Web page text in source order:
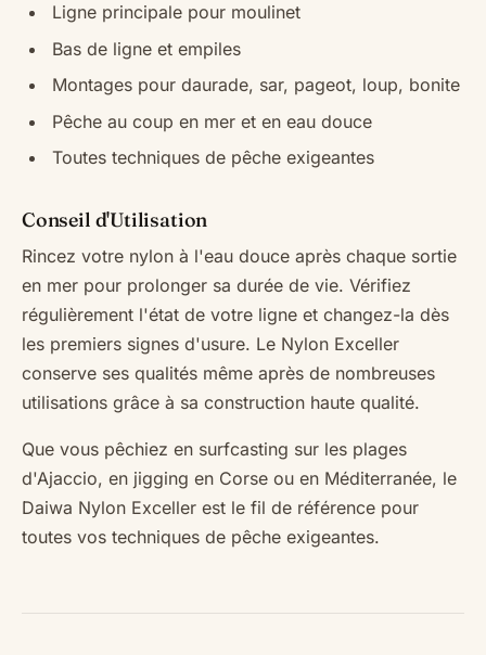
Ligne principale pour moulinet
Bas de ligne et empiles
Montages pour daurade, sar, pageot, loup, bonite
Pêche au coup en mer et en eau douce
Toutes techniques de pêche exigeantes
Conseil d'Utilisation
Rincez votre nylon à l'eau douce après chaque sortie
en mer pour prolonger sa durée de vie. Vérifiez
régulièrement l'état de votre ligne et changez-la dès
les premiers signes d'usure. Le Nylon Exceller
conserve ses qualités même après de nombreuses
utilisations grâce à sa construction haute qualité.
Que vous pêchiez en surfcasting sur les plages
d'Ajaccio, en jigging en Corse ou en Méditerranée, le
Daiwa Nylon Exceller est le fil de référence pour
toutes vos techniques de pêche exigeantes.